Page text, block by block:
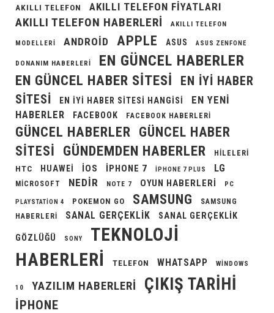
AKILLI TELEFON AKILLI TELEFON FIYATLARI
AKILLI TELEFON HABERLERI AKILLI TELEFON
MODELLERI ANDROID APPLE ASUS ASUS ZENFONE
DONANIM HABERLERI EN GÜNCEL HABERLER
EN GÜNCEL HABER SITESI
EN IYI HABER
SITESI
EN IYI HABER SITESI HANGISI
EN YENI
HABERLER
FACEBOOK FACEBOOK HABERLERI
GÜNCEL HABERLER
GÜNCEL HABER
SITESI
GÜNDEMDEN HABERLER
HILELERI
HTC
HUAWEI IOS IPHONE 7 IPHONE 7 PLUS LG
MICROSOFT NEDIR NOTE 7 OYUN HABERLERI PC
PLAYSTATION 4 POKEMON GO SAMSUNG
SAMSUNG
HABERLERI
SANAL GERÇEKLIK SANAL GERÇEKLIK
GÖZLÜĞÜ SONY
TEKNOLOJI
HABERLERI
TELEFON WHATSAPP WINDOWS
10 YAZILIM HABERLERI ÇIKIŞ TARIHI
İPHONE